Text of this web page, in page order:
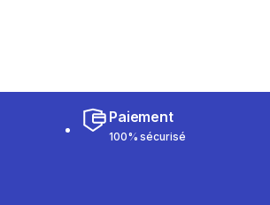
Paiement
100% sécurisé